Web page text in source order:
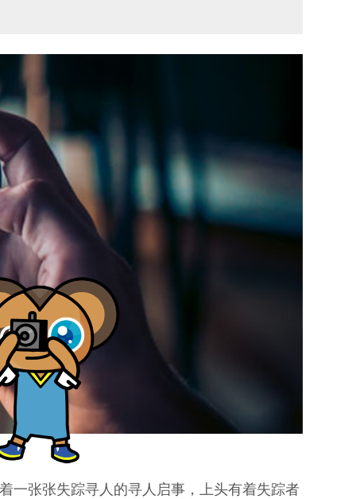
一张张失踪寻人的寻人启事，上头有着失踪者